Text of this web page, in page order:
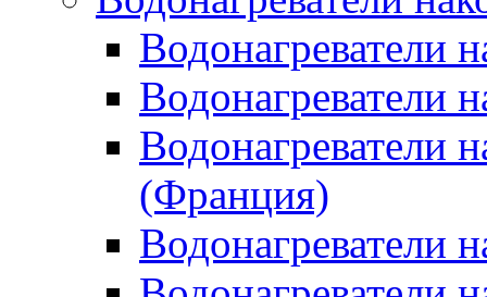
Водонагреватели
Водонагреватели
Водонагреватели
(Франция)
Водонагреватели